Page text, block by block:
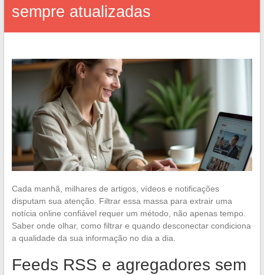
sempre atualizadas
Cada manhã, milhares de artigos, vídeos e notificações
disputam sua atenção. Filtrar essa massa para extrair uma
notícia online confiável requer um método, não apenas tempo.
Saber onde olhar, como filtrar e quando desconectar condiciona
a qualidade da sua informação no dia a dia.
Feeds RSS e agregadores sem